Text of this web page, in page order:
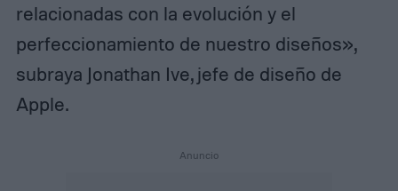
relacionadas con la evolución y el
perfeccionamiento de nuestro diseños»,
subraya Jonathan Ive, jefe de diseño de
Apple.